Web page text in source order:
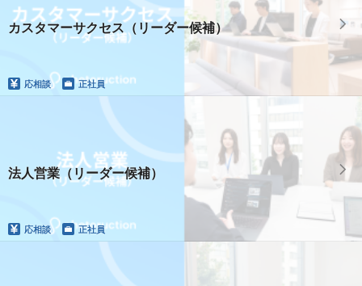
カスタマーサクセス（リーダー候補）
応相談 正社員
法人営業（リーダー候補）
応相談 正社員